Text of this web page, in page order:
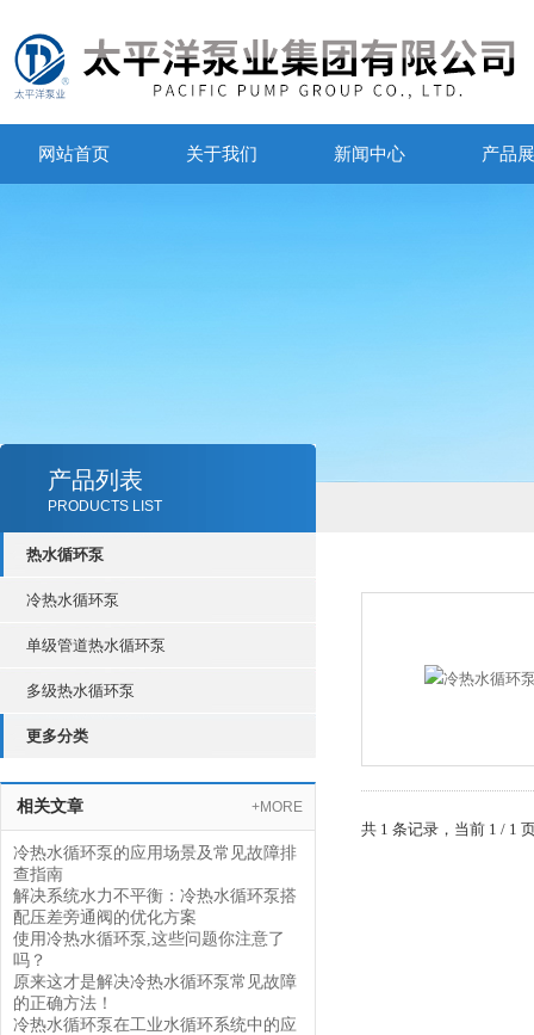
网站首页 关于我们 新闻中心 产品
产品列表
PRODUCTS LIST
热水循环泵
冷热水循环泵
单级管道热水循环泵
多级热水循环泵
更多分类
相关文章 +MORE
冷热水循环泵的应用场景及常见故障排
查指南
解决系统水力不平衡：冷热水循环泵搭
配压差旁通阀的优化方案
使用冷热水循环泵,这些问题你注意了
吗？
原来这才是解决冷热水循环泵常见故障
的正确方法！
冷热水循环泵在工业水循环系统中的应
共 1 条记录，当前 1 / 1